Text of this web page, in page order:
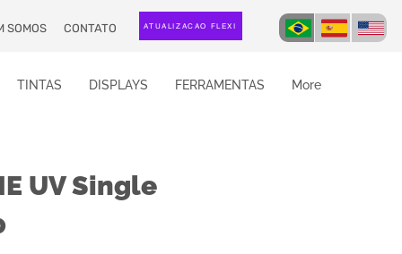
SOMOS CONTATO ATUALIZAÇÃO FLEXI
TINTAS DISPLAYS FERRAMENTAS More
UV Single